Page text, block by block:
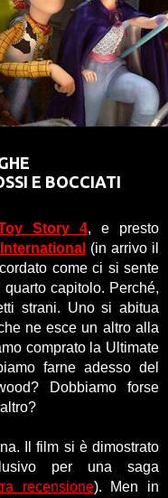
E BOCCIATI
Story 4, e presto
(in arrivo il
come ci si sente
capitolo. Perché,
strani. Uno si abitua
ne esce un altro alla
comprato la Ultimate
farne adesso del
Dobbiamo forse
Il film si è dimostrato
per una saga
recensione). Men in